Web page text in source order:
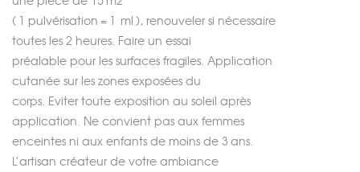
( 1 pulvérisation = 1 ml ), renouveler si nécessaire
toutes les 2 heures. Faire un essai
préalable pour les surfaces fragiles. Application
cutanée sur les zones exposées du
corps. Eviter toute exposition au soleil après
application. Ne convient pas aux femmes
enceintes ni aux enfants de moins de 3 ans.
L’artisan créateur de votre ambiance